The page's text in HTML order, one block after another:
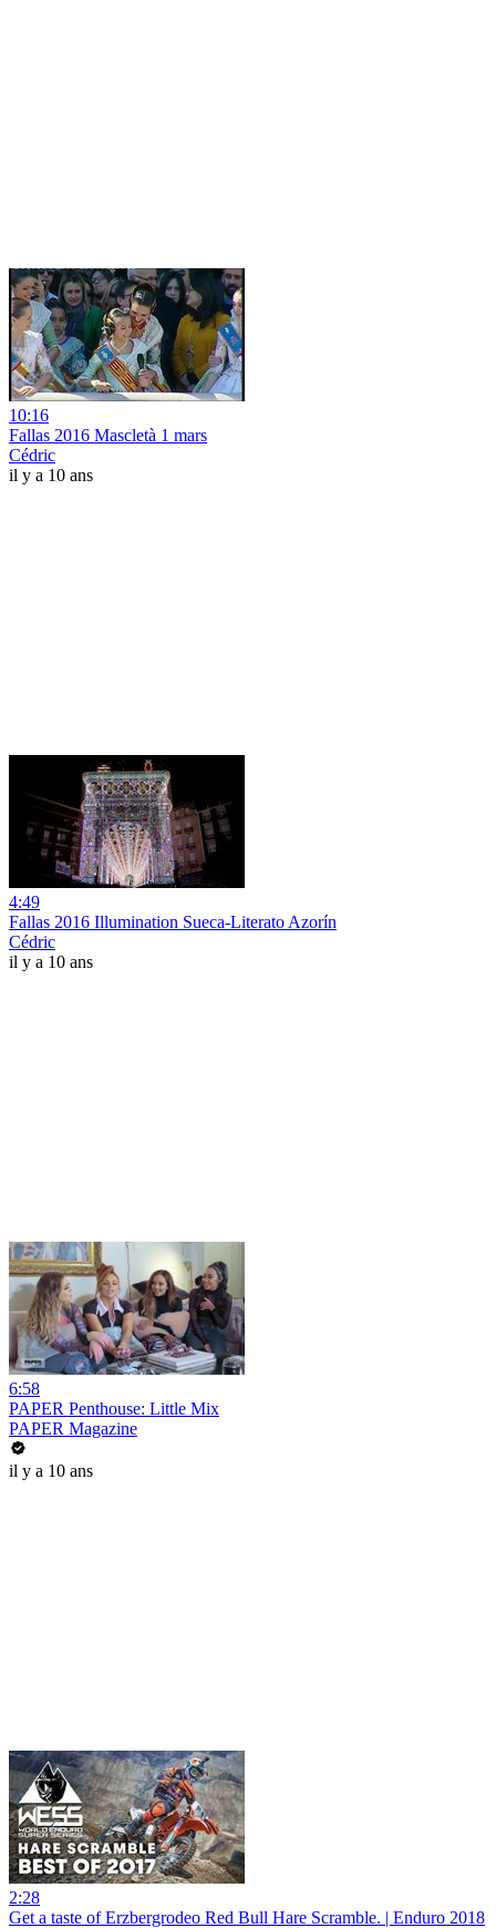
10:16
Fallas 2016 Mascletà 1 mars
Cédric
il y a 10 ans
4:49
Fallas 2016 Illumination Sueca-Literato Azorín
Cédric
il y a 10 ans
6:58
PAPER Penthouse: Little Mix
PAPER Magazine
il y a 10 ans
2:28
Get a taste of Erzbergrodeo Red Bull Hare Scramble. | Enduro 2018